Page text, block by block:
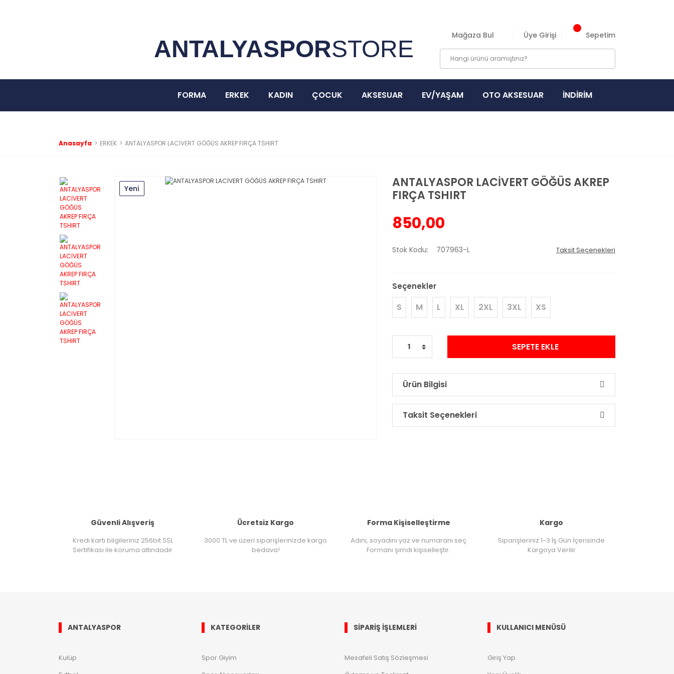
ANTALYASPORSTORE
Mağaza Bul Üye Girişi Sepetim
FORMA ERKEK KADIN ÇOCUK AKSESUAR EV/YAŞAM OTO AKSESUAR İNDİRİM
Anasayfa ERKEK ANTALYASPOR LACİVERT GÖĞÜS AKREP FIRÇA TSHIRT
Yeni
ANTALYASPOR LACİVERT GÖĞÜS AKREP
FIRÇA TSHIRT
850,00
Stok Kodu 707963-L Taksit Seçenekleri
Seçenekler
S M L XL 2XL 3XL XS
SEPETE EKLE
Ürün Bilgisi
Taksit Seçenekleri
Güvenli Alışveriş
Kredi kartı bilgileriniz 256bit SSL
Sertifikası ile koruma altındadır
Ücretsiz Kargo
3000 TL ve üzeri siparişlerinizde kargo
bedava!
Forma Kişiselleştirme
Adını, soyadını yaz ve numaranı seç
Formanı şimdi kişiselleştir.
Kargo
Siparişleriniz 1-3 İş Gün İçerisinde
Kargoya Verilir
ANTALYASPOR
Kulüp
KATEGORİLER
Spor Giyim
SİPARİŞ İŞLEMLERİ
Mesafeli Satış Sözleşmesi
KULLANICI MENÜSÜ
Giriş Yap